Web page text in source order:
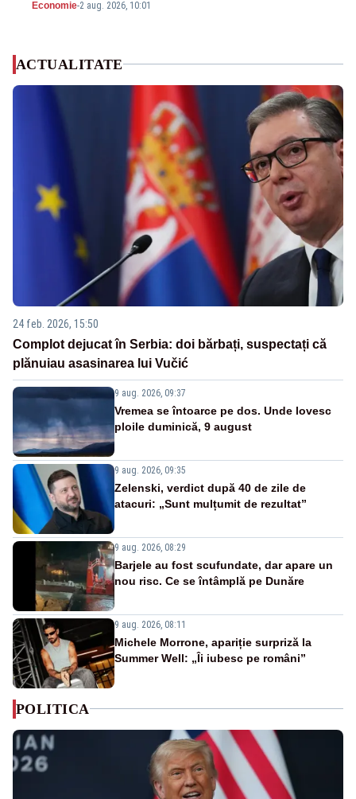
Economie-2 aug. 2026, 10:01
ACTUALITATE
24 feb. 2026, 15:50
Complot dejucat în Serbia: doi bărbați, suspectați că
plănuiau asasinarea lui Vučić
9 aug. 2026, 09:37
Vremea se întoarce pe dos. Unde lovesc
ploile duminică, 9 august
9 aug. 2026, 09:35
Zelenski, verdict după 40 de zile de
atacuri: „Sunt mulțumit de rezultat”
9 aug. 2026, 08:29
Barjele au fost scufundate, dar apare un
nou risc. Ce se întâmplă pe Dunăre
9 aug. 2026, 08:11
Michele Morrone, apariție surpriză la
Summer Well: „Îi iubesc pe români”
POLITICA